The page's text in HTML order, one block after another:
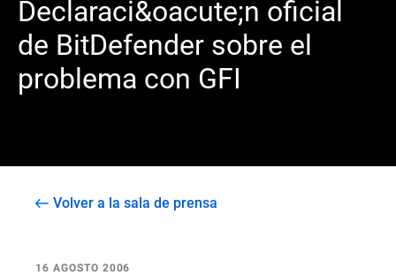
Declaraci&oacute;n oficial
de BitDefender sobre el
problema con GFI
Volver a la sala de prensa
16 AGOSTO 2006